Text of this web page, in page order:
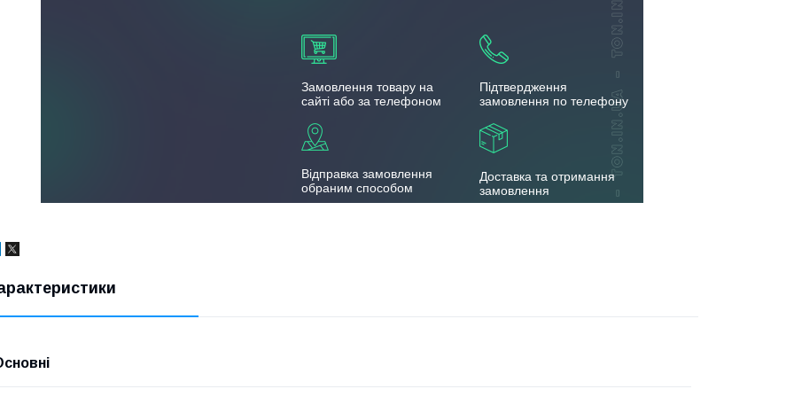
Замовлення товару на
сайті або за телефоном
Підтвердження
замовлення по телефону
Відправка замовлення
обраним способом
Доставка та отримання
замовлення